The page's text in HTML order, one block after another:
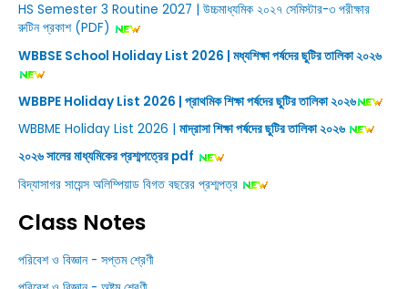
HS Semester 3 Routine 2027 | উচ্চমাধ্যমিক ২০২৭ সেমিস্টার-৩ পরীক্ষার
রুটিন প্রকাশ (PDF)
WBBSE School Holiday List 2026 | মধ্যশিক্ষা পর্ষদের ছুটির তালিকা ২০২৬
WBBPE Holiday List 2026 | প্রাথমিক শিক্ষা পর্ষদের ছুটির তালিকা ২০২৬
WBBME Holiday List 2026 |
মাদ্রাসা শিক্ষা পর্ষদের ছুটির তালিকা ২০২৬
২০২৬ সালের মাধ্যমিকের প্রশ্মপত্রের pdf
বিদ্যাসাগর সায়েন্স অলিম্পিয়াড বিগত বছরের প্রশ্মপত্র
Class Notes
পরিবেশ ও বিজ্ঞান - সপ্তম শ্রেণী